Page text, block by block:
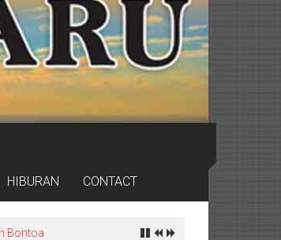
HIBURAN CONTACT
Bontoa